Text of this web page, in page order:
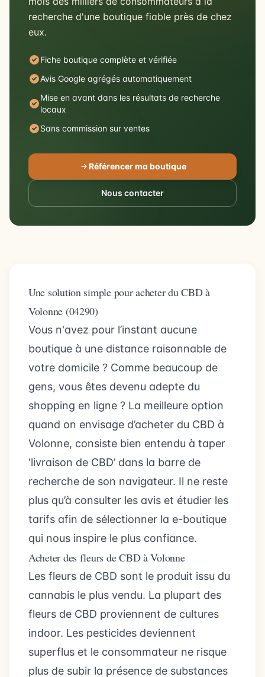
recherche d'une boutique fiable près de chez
eux.
Fiche boutique complète et vérifiée
Avis Google agrégés automatiquement
Mise en avant dans les résultats de recherche
locaux
Sans commission sur ventes
Référencer ma boutique
Nous contacter
Une solution simple pour acheter du CBD à
Volonne (04290)
Vous n'avez pour l’instant aucune
boutique à une distance raisonnable de
votre domicile ? Comme beaucoup de
gens, vous êtes devenu adepte du
shopping en ligne ? La meilleure option
quand on envisage d’acheter du CBD à
Volonne, consiste bien entendu à taper
‘livraison de CBD’ dans la barre de
recherche de son navigateur. Il ne reste
plus qu’à consulter les avis et étudier les
tarifs afin de sélectionner la e-boutique
qui nous inspire le plus confiance.
Acheter des fleurs de CBD à Volonne
Les fleurs de CBD sont le produit issu du
cannabis le plus vendu. La plupart des
fleurs de CBD proviennent de cultures
indoor. Les pesticides deviennent
superflus et le consommateur ne risque
plus de subir la présence de substances